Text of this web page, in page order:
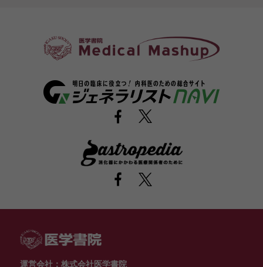
運営会社：株式会社医学書院